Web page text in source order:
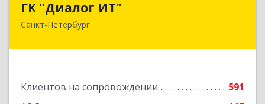
ГК "Диалог ИТ"
Санкт-Петербург
Клиентов на сопровождении
591
194100, Санкт-Петербург г, вн.тер.г.